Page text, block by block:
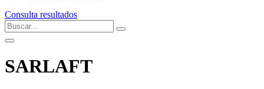
Consulta resultados
SARLAFT